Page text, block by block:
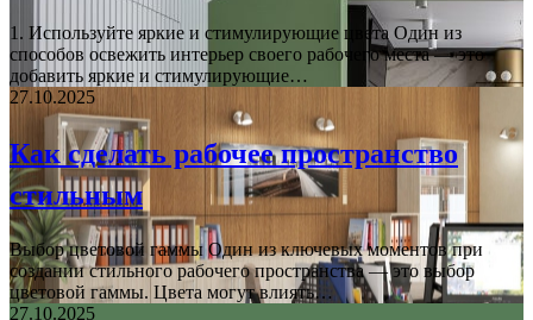
1. Используйте яркие и стимулирующие цвета Один из
способов освежить интерьер своего рабочего места — это
добавить яркие и стимулирующие…
27.10.2025
Как сделать рабочее пространство
стильным
Выбор цветовой гаммы Один из ключевых моментов при
создании стильного рабочего пространства — это выбор
цветовой гаммы. Цвета могут влиять…
27.10.2025